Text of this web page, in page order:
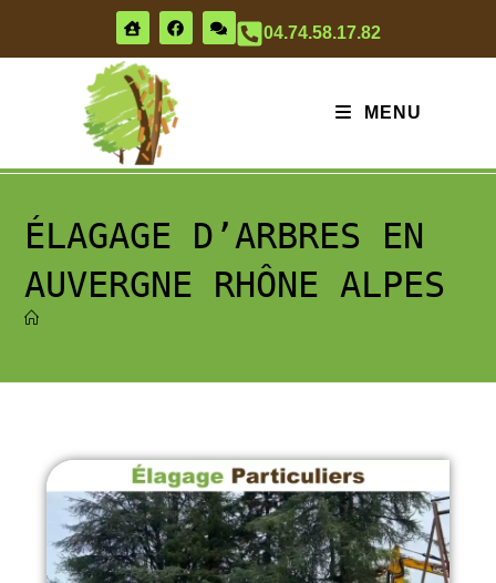
04.74.58.17.82
MENU
ÉLAGAGE D’ARBRES EN
AUVERGNE RHÔNE ALPES